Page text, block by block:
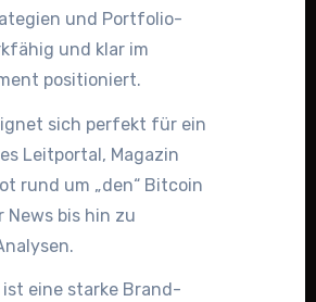
und Portfolio-
und klar im
positioniert.
sich perfekt für ein
Leitportal, Magazin
rund um „den“ Bitcoin
News bis hin zu
eine starke Brand-